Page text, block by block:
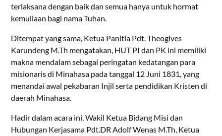
terlaksana dengan baik dan semua hanya untuk hormat
kemuliaan bagi nama Tuhan.
Ditempat yang sama, Ketua Panitia Pdt. Theogives
Karundeng M.Th mengatakan, HUT PI dan PK ini memiliki
makna mendalam sebagai peringatan kedatangan para
misionaris di Minahasa pada tanggal 12 Juni 1831, yang
menandai awal pekabaran Injil serta pendidikan Kristen di
daerah Minahasa.
Hadir dalam acara ini, Wakil Ketua Bidang Misi dan
Hubungan Kerjasama Pdt.DR Adolf Wenas M.Th, Ketua